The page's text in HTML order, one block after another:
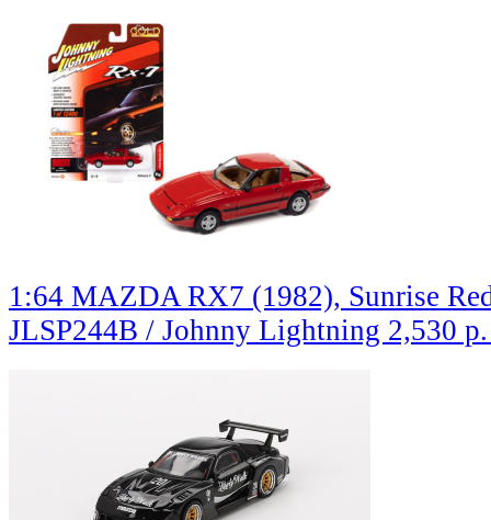
1:64 MAZDA RX7 (1982), Sunrise
JLSP244B / Johnny Lightning 2,530